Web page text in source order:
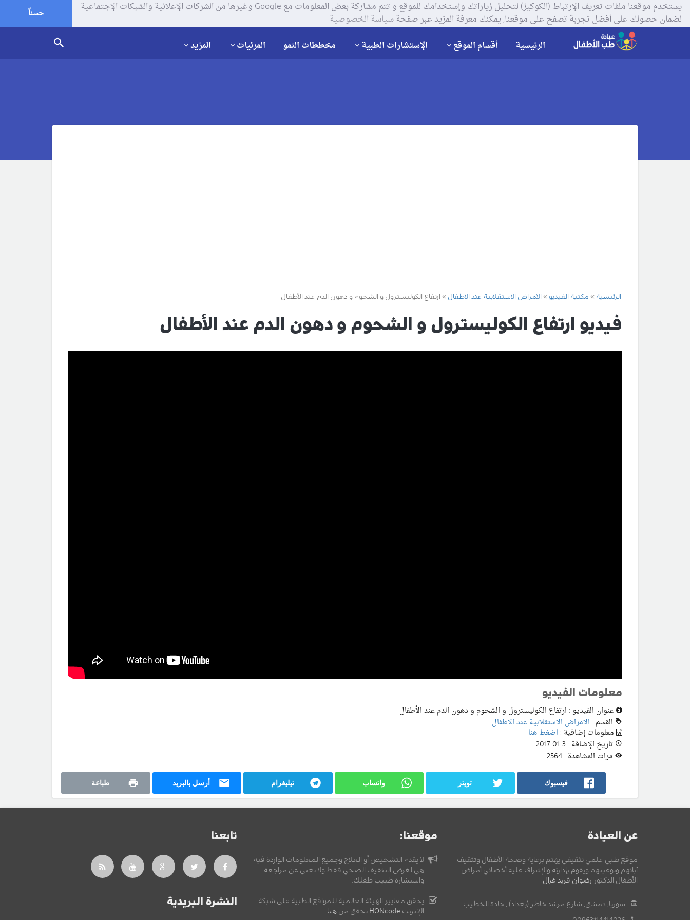
يستخدم موقعنا ملفات تعريف الإرتباط (الكوكيز) لتحليل زياراتك وإستخدامك للموقع و تتم مشاركة بعض المعلومات مع Google وغيرها من الشركات الإعلانية والشبكات الإجتماعية
لضمان حصولك على أفضل تجربة تصفح على موقعنا, يمكنك معرفة المزيد عبر صفحةسياسة الخصوصية حسناً
الرئيسية أقسام الموقع الإستشارات الطبية مخططات النمو المرئيات المزيد
الرئيسية مكتبة الفيديو الامراض الاستقلابية عند الاطفال ارتفاع الكوليسترول و الشحوم و دهون الدم عند الأطفال
فيديو ارتفاع الكوليسترول و الشحوم و دهون الدم عند الأطفال
معلومات الفيديو
عنوان الفيديو : ارتفاع الكوليسترول و الشحوم و دهون الدم عند الأطفال
القسم : الامراض الاستقلابية عند الاطفال
معلومات إضافية : اضغط هنا
تاريخ الإضافة : 3-01-2017
مرات المشاهدة : 2564
فيسبوك تويتر واتساب تيليغرام أرسل بالبريد طباعة
عن العيادة
موقع طبي علمي تثقيفي يهتم برعاية وصحة الأطفال وتثقيف
آبائهم وتوعيتهم ويقوم بإدارته والإشراف عليه أخصائي أمراض
الأطفال الدكتور رضوان فريد غزال.
سوريا, دمشق, شارع مرشد خاطر (بغداد) , جادة الخطيب.
موقعنا:
لا يقدم التشخيص أو العلاج وجميع المعلومات الواردة فيه
هي لغرض التثقيف الصحي فقط ولا تغني عن مراجعة
واستشارة طبيب طفلك.
يحقق معايير الهيئة العالمية للمواقع الطبية على شبكة
الإنترنت HONcode تحقق من هنا
تابعنا
النشرة البريدية